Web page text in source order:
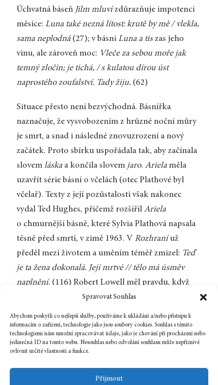
Spravovat Souhlas
Abychom poskytli co nejlepší služby, používáme k ukládání a/nebo přístupu k
informacím o zařízení, technologie jako jsou soubory cookies. Souhlas s těmito
technologiemi nám umožní zpracovávat údaje, jako je chování při procházení nebo
jedinečná ID na tomto webu. Nesouhlas nebo odvolání souhlasu může nepříznivě
ovlivnit určité vlastnosti a funkce.
Přijmout
Úchvatná báseň Jilm mluvízdůrazňuje impotenci
měsíce: Luna také nezná lítost: krutě by mě / vlekla,
sama neplodná(27); v básni Luna a tiszas jeho
vinu, ale zároveň moc: Vleče za sebou moře jak
temný zločin; je tichá, / s kulatou dírou úst
naprostého zoufalství. Tady žiju. (62)
Situace přesto není bezvýchodná. Básnířka
naznačuje, že vysvobozením z hrůzné noční můry
je smrt, a snad i následné znovuzrození a nový
začátek. Proto sbírku uspořádala tak, aby začínala
slovem láskaa končila slovem jaro. Ariela měla
uzavřít série básní o včelách (otec Plathové byl
včelař). Texty z její pozůstalosti však nakonec
vydal Ted Hughes, přičemž rozšířil Ariela
o chmurnější básně, které Sylvia Plathová napsala
těsně před smrtí, v zimě 1963. V Rozhraníuž
předěl mezi životem a uměním téměř zmizel: Teď
je ta žena dokonalá. Její mrtvé // tělo má úsměv
naplnění. (116) Robert Lowell měl pravdu, když
v předmluvě k prvnímu vydání v roce 1965
podotkl, že v
Arielovi se Plathová stává sama sebou